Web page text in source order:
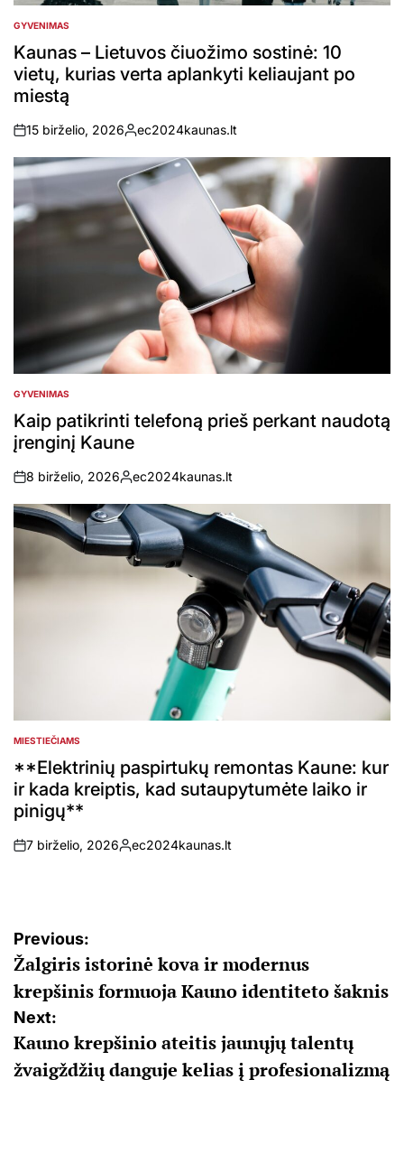
POSTED
IN
GYVENIMAS
Kaunas – Lietuvos čiuožimo sostinė: 10
vietų, kurias verta aplankyti keliaujant po
miestą
on
15 birželio, 2026
Posted
by
ec2024kaunas.lt
POSTED
IN
GYVENIMAS
Kaip patikrinti telefoną prieš perkant naudotą
įrenginį Kaune
on
8 birželio, 2026
Posted
by
ec2024kaunas.lt
POSTED
MIESTIEČIAMS
**Elektrinių paspirtukų remontas Kaune: kur
ir kada kreiptis, kad sutaupytumėte laiko ir
pinigų**
on
7 birželio, 2026
Posted
ec2024kaunas.lt
Navigacija
tarp
įrašų
Previous:
Žalgiris istorinė kova ir modernus
krepšinis formuoja Kauno identiteto šaknis
Next:
Kauno krepšinio ateitis jaunųjų talentų
žvaigždžių danguje kelias į profesionalizmą